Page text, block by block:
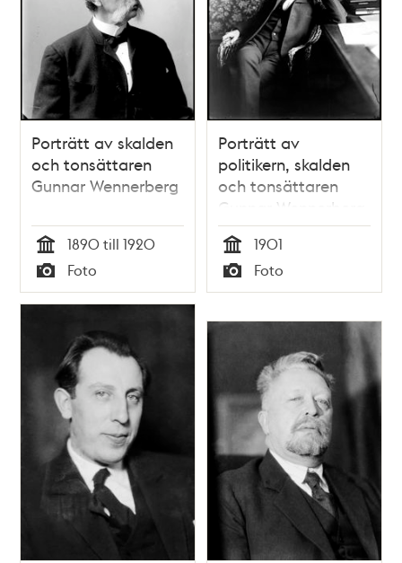
Porträtt av skalden
och tonsättaren
Gunnar Wennerberg
Tid
1890 till 1920
Typ
Foto
Porträtt av
politikern, skalden
och tonsättaren
Gunnar Wennerberg
Tid
1901
Typ
Foto